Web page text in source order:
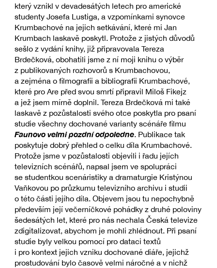
který vznikl v devadesátých letech pro americké
studenty Josefa Lustiga, a vzpomínkami synovce
Krumbachové na jejich setkávání, které mi Jan
Krumbach laskavě poskytl. Protože z jistých důvodů
sešlo z vydání knihy, již připravovala Tereza
Brdečková, obohatili jsme z ní moji knihu o výběr
z publikovaných rozhovorů s Krumbachovou,
a zejména o filmografii a bibliografii Krumbachové,
které pro Are před svou smrtí připravil Miloš Fikejz
a jež jsem mírně doplnil. Tereza Brdečková mi také
laskavě z pozůstalosti svého otce poskytla pro psaní
studie všechny dochované varianty scénáře filmu
Faunovo velmi pozdní odpoledne. Publikace tak
poskytuje dobrý přehled o celku díla Krumbachové.
Protože jsme v pozůstalosti objevili i řadu jejích
televizních scénářů, napsal jsem ve spolupráci
se studentkou scenáristiky a dramaturgie Kristýnou
Vaňkovou po průzkumu televizního archivu i studii
o této části jejího díla. Objevem jsou tu nepochybně
především její večerníčkové pohádky z druhé poloviny
šedesátých let, které pro nás nechala Česká televize
zdigitalizovat, abychom je mohli zhlédnout. Při psaní
studie byly velkou pomocí pro dataci textů
i pro kontext jejich vzniku dochované diáře, jejichž
prostudování bylo časově velmi náročné a v nichž